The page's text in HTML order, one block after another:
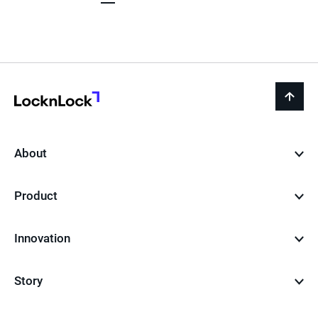
이
back
About
Product
Innovation
Story